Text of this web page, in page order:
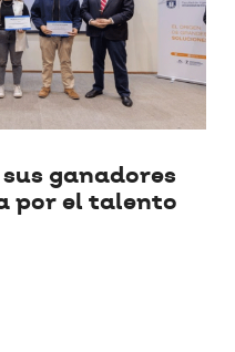
ganadores
por el talento